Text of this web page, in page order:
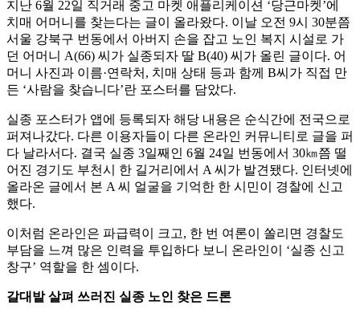
지난 6월 22일 직거래 중고 마켓 애플리케이션 ‘당근마켓’에
치매 어머니를 찾는다는 글이 올라왔다. 이날 오전 9시 30분쯤
서울 강북구 번동에서 아버지 손을 잡고 노인 복지 시설로 가
던 어머니 A(66) 씨가 실종되자 딸 B(40) 씨가 올린 글이다. 어
머니 사진과 이름·연락처, 치매 상태 등과 함께 B씨가 직접 만
든 ‘사람을 찾습니다’란 포스터를 담았다.
실종 포스터가 앱에 등록되자 해당 내용은 순식간에 전국으로
퍼져나갔다. 다른 이용자들이 다른 온라인 커뮤니티로 글을 퍼
다 날라서다. 결국 실종 3일째인 6월 24일 번동에서 30㎞쯤 떨
어진 경기도 부천시 한 길거리에서 A 씨가 발견됐다. 인터넷에
올라온 글에서 본 A 씨 얼굴을 기억한 한 시민이 경찰에 신고
했다.
이처럼 온라인은 파급력이 크고, 한 번 여론이 쏠리면 경찰도
부담을 느껴 많은 인력을 투입하다 보니 온라인이 ‘실종 신고
창구’ 역할을 한 셈이다.
갈대밭 살펴 쓰러진 실종 노인 찾은 드론